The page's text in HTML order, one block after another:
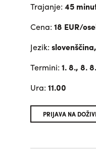
Trajanje: 45
Cena: 18 EUR/
Jezik:
Termini: 1. 8., 8.
Ura: 11.00
PRIJAVA NA